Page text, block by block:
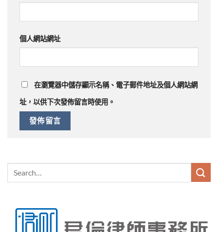
個人網站網址
在瀏覽器中儲存顯示名稱、電子郵件地址及個人網站網
址，以供下次發佈留言時使用。